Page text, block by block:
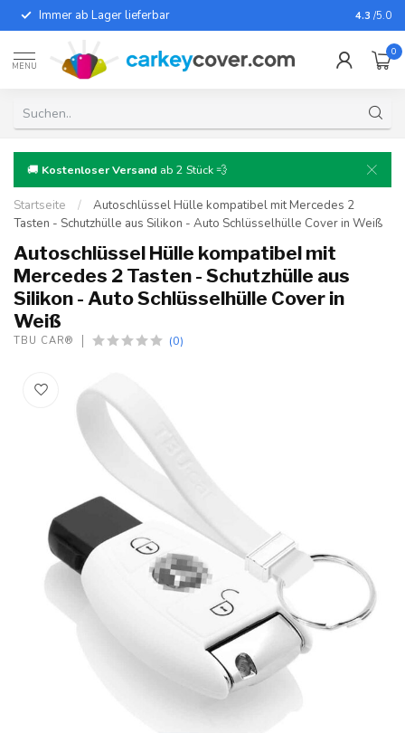
Immer ab Lager lieferbar Für fast
4.3 /5.0
MENU
0
🚚 Kostenloser Versand ab 2 Stück 💨
Startseite /
Autoschlüssel Hülle kompatibel mit Mercedes 2
Tasten - Schutzhülle aus Silikon - Auto Schlüsselhülle Cover in Weiß
Autoschlüssel Hülle kompatibel mit
Mercedes 2 Tasten - Schutzhülle aus
Silikon - Auto Schlüsselhülle Cover in
Weiß
TBU CAR® (0)